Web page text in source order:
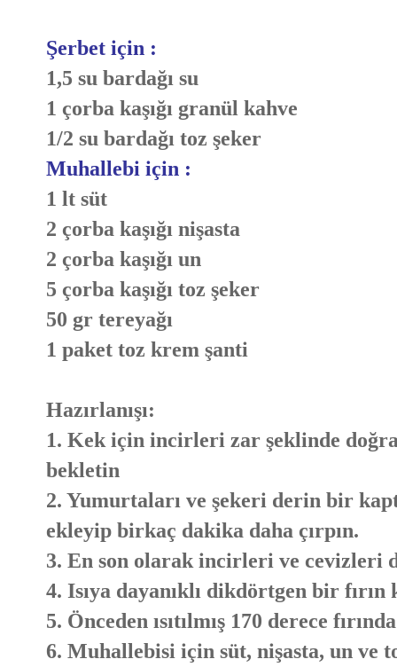
Şerbet için :
1,5 su bardağı su
1 çorba kaşığı granül kahve
1/2 su bardağı toz şeker
Muhallebi için :
1 lt süt
2 çorba kaşığı nişasta
2 çorba kaşığı un
5 çorba kaşığı toz şeker
50 gr tereyağı
1 paket toz krem şanti
Hazırlanışı:
1. Kek için incirleri zar şeklinde
bekletin
2. Yumurtaları ve şekeri derin bir
ekleyip birkaç dakika daha çırpın.
3. En son olarak incirleri ve cevizleri
4. Isıya dayanıklı dikdörtgen bir fırın
5. Önceden ısıtılmış 170 derece
6. Muhallebisi için süt, nişasta, un ve